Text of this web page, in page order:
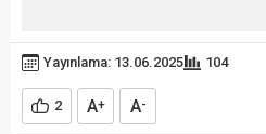
Yayınlama: 13.06.2025 104
2 A+ A-